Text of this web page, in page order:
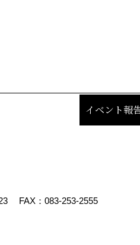
イベント報
FAX：083-253-2555